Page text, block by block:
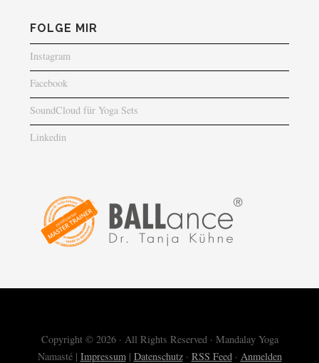
FOLGE MIR
Instagram
Facebook
SoundCloud für Yoga Sets
Linkedin
Copyright © 2026 · All Rights Reserved · Mandalay Yoga
Namasté | Impressum| Datenschutz· RSS Feed· Anmelden